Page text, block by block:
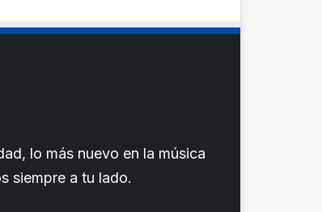
lo más nuevo en la música
siempre a tu lado.